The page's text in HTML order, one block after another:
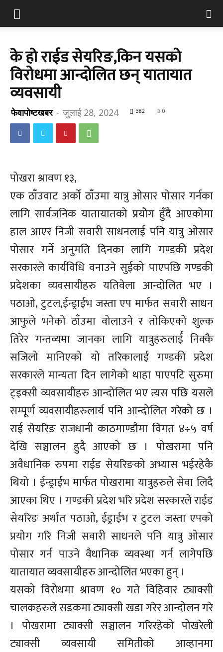
के हो राईड सेयरिङ,किन यसको
विरोधमा आन्दोलित छन् यातायात
व्यवसायी
फेवापोष्टखबर - जुलाई 28, 2024 382 0
पोखरा श्रावण १३,
एक ठाँउवाट अर्को ठाँउमा यात्रु ओसार पोसार गर्नका
लागि सार्वजनिक यातायातको प्रयोेग हुँदै आएकोमा
हाल आएर निजी सवारी साधनलाई पनि यात्रु ओसार
पोसार गर्ने अनुमति दिनका लागि गण्डकी प्रदेश
सरकारले कार्यविधि वनाउने सुईको पाएपछि गण्डकी
प्रदेशका व्यवसायीहरु यतिवेला आन्दोलित भए ।
पठाओ, टुटल,ईन्ड्राईभ जस्ता एप मार्फत सवारी साधन
आफुले भनेको ठाँउमा वोलाउने र तोकिएको शुल्क
तिरेर गन्तव्यमा जानका लागि यात्रुहरुलार्ई निक्कै
सजिलो मानिएको यो तरिकालाई गण्डकी प्रदेश
सरकारले मान्यता दिन लागेको थाहा पाएपटि सुरुमा
ट्इक्सी व्यवसायीहरु आन्दोलित भए त्यस पछि यसले
सम्पूर्ण व्यवसायीहरुलार्य पनि आन्दोलित गरेको छ ।
राई सेयरिङ राजधानी काठमाण्डौमा विगत ४÷५ वर्ष
देखि सञ्चालन हुदै आएको छ । पोखरामा पनि
अवैधानिक रुपमा राईड सेयरिङको अभ्यास भईरहेकै
थियो । ईन्ड्राईभ मार्फत पोखरामा यात्रुहरुले सेवा लिदै
आएका थिए । गण्डकी प्रदेश भरि प्रदेश सरकारले राईड
सेयरिङ अर्थात पठाओ, ईड्राईभ र टुटल जस्ता एपको
प्रयोग गरि निजी सवारी साधनले पनि यात्रु ओसार
पोसार गर्न पाउने वैधानिक व्यवस्था गर्न लागेपछि
यातायात व्यवसायीहरु आन्दोलित भएका हुन् ।
यसको विरोधमा श्रावण १० गते विहिवार ट्याक्सी
चालकहरुले सडकमा ट्याक्सी खडा गरेर आन्दोलन गरे
। पोखरामा ट्याक्सी सञ्चालन गरिरहेको पोखरेली
ट्याक्सी व्यवसायी समितीको आव्हानमा